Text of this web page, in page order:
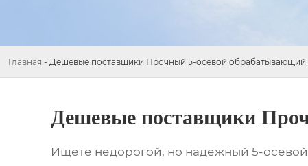
Главная - Дешевые поставщики Прочный 5-осевой обрабатывающий
Дешевые поставщики
Ищете недорогой, но надежный 5-